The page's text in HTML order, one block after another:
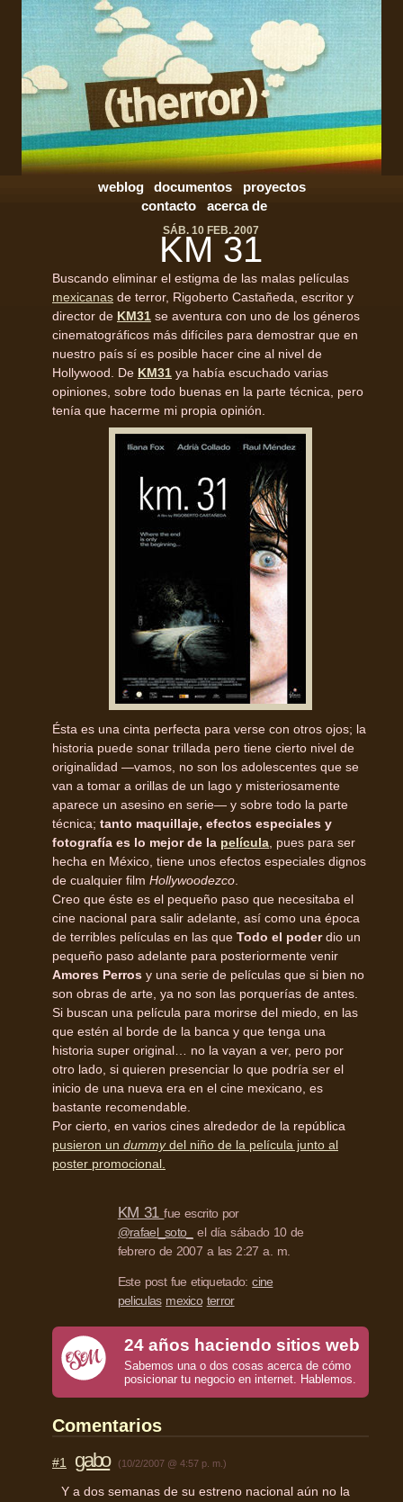
weblog documentos
proyectos
contacto
acerca de
SÁB. 10 FEB. 2007
KM 31
Buscando eliminar el estigma de las malas películas
mexicanas de terror, Rigoberto Castañeda, escritor y
director de KM31 se aventura con uno de los géneros
cinematográficos más difíciles para demostrar que en
nuestro país sí es posible hacer cine al nivel de
Hollywood. De KM31 ya había escuchado varias
opiniones, sobre todo buenas en la parte técnica, pero
tenía que hacerme mi propia opinión.
Ésta es una cinta perfecta para verse con otros ojos; la
historia puede sonar trillada pero tiene cierto nivel de
originalidad —vamos, no son los adolescentes que se
van a tomar a orillas de un lago y misteriosamente
aparece un asesino en serie— y sobre todo la parte
técnica; tanto maquillaje, efectos especiales y
fotografía es lo mejor de la película , pues para ser
hecha en México, tiene unos efectos especiales dignos
de cualquier film Hollywoodezco
Creo que éste es el pequeño paso que necesitaba el
cine nacional para salir adelante, así como una época
de terribles películas en las que Todo el poderdio un
pequeño paso adelante para posteriormente venir
Amores Perros y una serie de películas que si bien no
son obras de arte, ya no son las porquerías de antes.
Si buscan una película para morirse del miedo, en las
que estén al borde de la banca y que tenga una
historia super original… no la vayan a ver, pero por
otro lado, si quieren presenciar lo que podría ser el
inicio de una nueva era en el cine mexicano, es
bastante recomendable.
Por cierto, en varios cines alrededor de la república
pusieron un dummydel niño de la película junto al
poster promocional.
KM 31fue escrito por
@rafael_soto_
el día sábado 10 de
febrero de 2007 a las 2:27 a. m.
Este post fue etiquetado:cine
peliculas mexico terror
24 años haciendo sitios web
Sabemos una o dos cosas acerca de cómo
posicionar tu negocio en internet. Hablemos.
Comentarios
#1 gabo (10/2/2007 @ 4:57 p. m.)
Y a dos semanas de su estreno nacional aún no la